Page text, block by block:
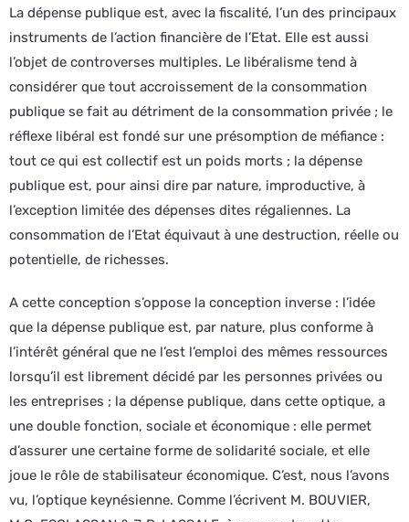
La dépense publique est, avec la fiscalité, l’un des principaux
instruments de l’action financière de l’Etat. Elle est aussi
l’objet de controverses multiples. Le libéralisme tend à
considérer que tout accroissement de la consommation
publique se fait au détriment de la consommation privée ; le
réflexe libéral est fondé sur une présomption de méfiance :
tout ce qui est collectif est un poids morts ; la dépense
publique est, pour ainsi dire par nature, improductive, à
l’exception limitée des dépenses dites régaliennes. La
consommation de l’Etat équivaut à une destruction, réelle ou
potentielle, de richesses.
A cette conception s’oppose la conception inverse : l’idée
que la dépense publique est, par nature, plus conforme à
l’intérêt général que ne l’est l’emploi des mêmes ressources
lorsqu’il est librement décidé par les personnes privées ou
les entreprises ; la dépense publique, dans cette optique, a
une double fonction, sociale et économique : elle permet
d’assurer une certaine forme de solidarité sociale, et elle
joue le rôle de stabilisateur économique. C’est, nous l’avons
vu, l’optique keynésienne. Comme l’écrivent M. BOUVIER,